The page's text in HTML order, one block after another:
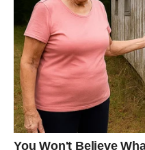
obilježiće naredne dane.
Ovo je sedmica u kojoj
RAK
Rakovima dolazi osjećaj
neizvjesnosti. Jedna